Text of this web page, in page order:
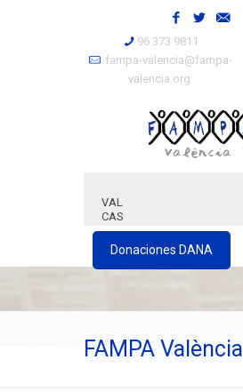
96 373 9811
fampa-valencia@fampa-
valencia.org
VAL
CAS
Donaciones DANA
FAMPA València